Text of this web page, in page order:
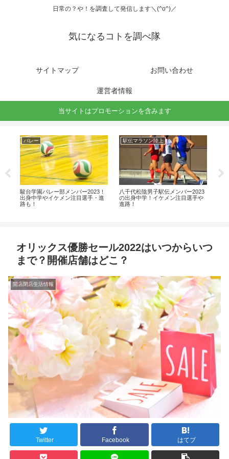
日常の？や！を調査して発信します＼(^o^)／
気になるコトを調べ隊
サイトマップ お問い合わせ
運営者情報
当サイトはプロモーションを含みます
バレー
駿台学園バレー部メンバー2023！
出身中学やイケメン注目選手・進
路も！
駅伝マラソン陸上
八千代松陰男子駅伝メンバー2023
の出身中学！イケメン注目選手や
進路！
オリックス優勝セール2022はいつからいつ
まで？開催店舗はどこ？
開店閉店生活情報
Twitter Facebook はてブ